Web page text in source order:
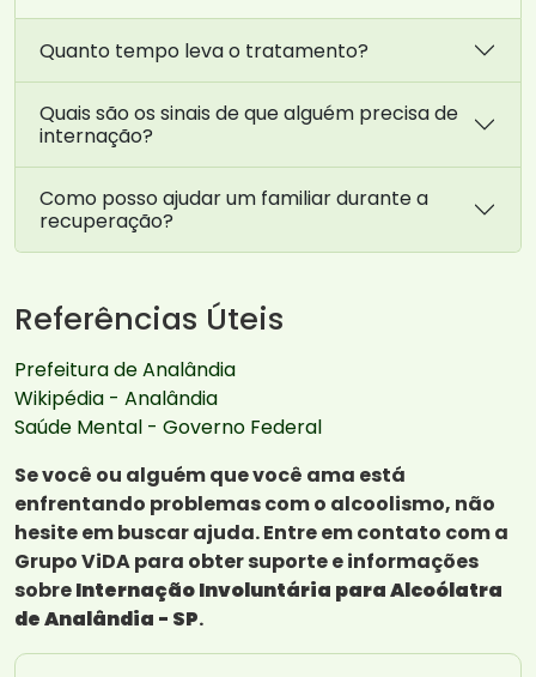
Quanto tempo leva o tratamento?
Quais são os sinais de que alguém precisa de
internação?
Como posso ajudar um familiar durante a
recuperação?
Referências Úteis
Prefeitura de Analândia
Wikipédia - Analândia
Saúde Mental - Governo Federal
Se você ou alguém que você ama está
enfrentando problemas com o alcoolismo, não
hesite em buscar ajuda. Entre em contato com a
Grupo ViDA para obter suporte e informações
sobreInternação Involuntária para Alcoólatra
de Analândia - SP.